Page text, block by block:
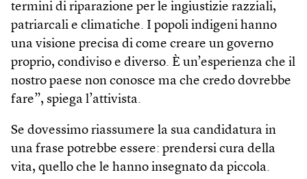
termini di riparazione per le ingiustizie razziali,
patriarcali e climatiche. I popoli indigeni hanno
una visione precisa di come creare un governo
proprio, condiviso e diverso. È un’esperienza che il
nostro paese non conosce ma che credo dovrebbe
fare”, spiega l’attivista.
Se dovessimo riassumere la sua candidatura in
una frase potrebbe essere: prendersi cura della
vita, quello che le hanno insegnato da piccola.